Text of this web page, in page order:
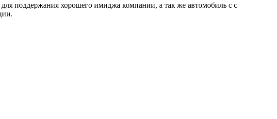
поддержания хорошего имиджа компании, а так же автомобиль с с